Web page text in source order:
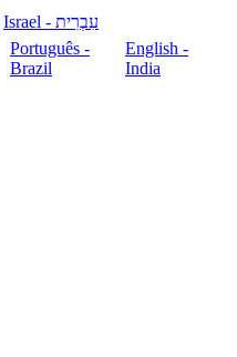
עִבְרִית - Israel
Português -
Brazil
English -
India